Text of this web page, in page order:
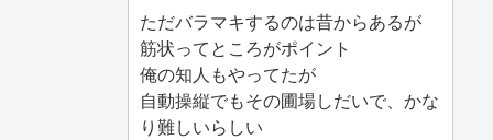
ただバラマキするのは昔からあるが
筋状ってところがポイント
俺の知人もやってたが
自動操縦でもその圃場しだいで、かな
り難しいらしい